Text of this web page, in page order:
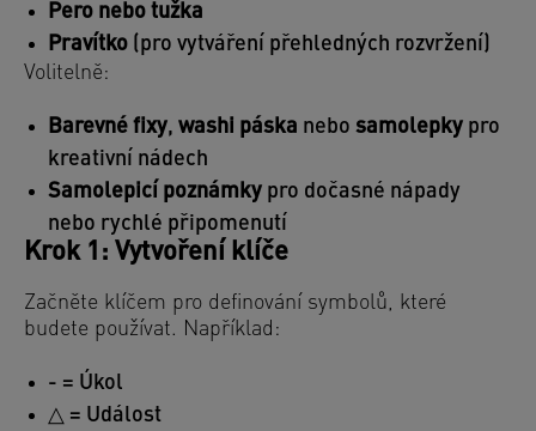
Pero nebo tužka
Pravítko (pro vytváření přehledných rozvržení)
Volitelně:
Barevné fixy, washi páska nebo samolepky pro
kreativní nádech
Samolepicí poznámky pro dočasné nápady
nebo rychlé připomenutí
Krok 1: Vytvoření klíče
Začněte klíčem pro definování symbolů, které
budete používat. Například:
- = Úkol
△ = Událost